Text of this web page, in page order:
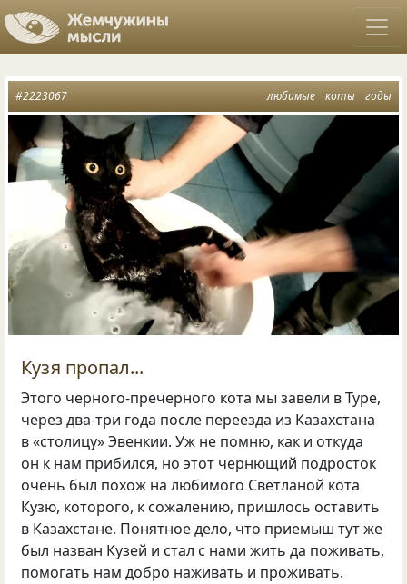
любимые коты годы
#2223067
Кузя пропал...
Этого черного-пречерного кота мы завели в Туре,
через два-три года после переезда из Казахстана
в «столицу» Эвенкии. Уж не помню, как и откуда
он к нам прибился, но этот чернющий подросток
очень был похож на любимого Светланой кота
Кузю, которого, к сожалению, пришлось оставить
в Казахстане. Понятное дело, что приемыш тут же
был назван Кузей и стал с нами жить да поживать,
помогать нам добро наживать и проживать.